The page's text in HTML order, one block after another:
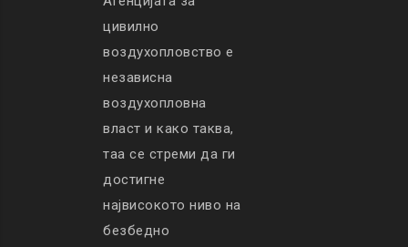
цивилно
воздухопловство е
независна
воздухопловна
власт и како таква,
таа се стреми да ги
достигне
највисокото ниво на
безбедно